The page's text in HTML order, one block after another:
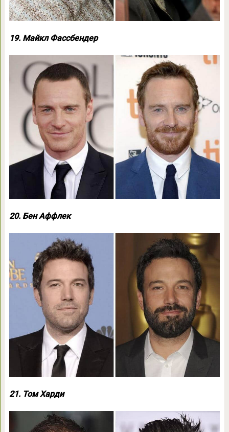
19. Майкл Фассбендер
20. Бен Аффлек
21. Том Харди